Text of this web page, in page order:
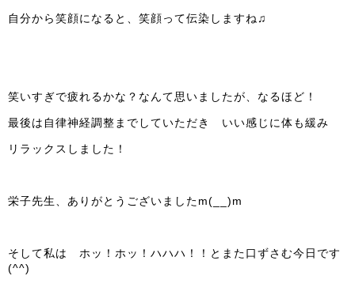
自分から笑顔になると、笑顔って伝染しますね♫
笑いすぎで疲れるかな？なんて思いましたが、なるほど！
最後は自律神経調整までしていただき いい感じに体も緩み
リラックスしました！
栄子先生、ありがとうございましたm(__)m
そして私は ホッ！ホッ！ハハハ！！とまた口ずさむ今日です
(^^)